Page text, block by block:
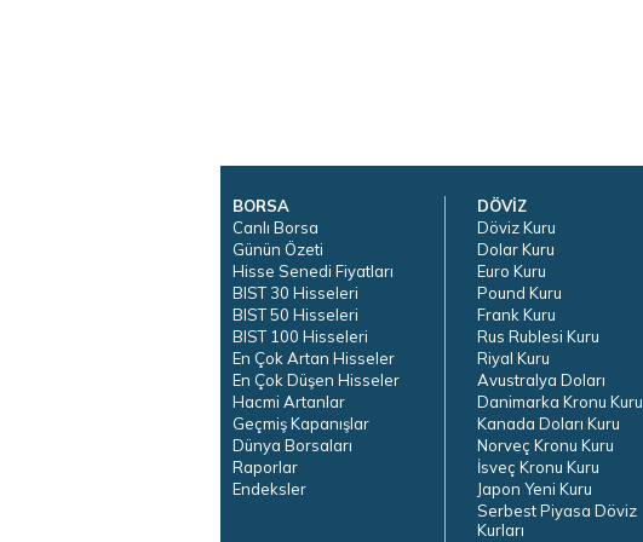
BORSA
Canlı Borsa
Günün Özeti
Hisse Senedi Fiyatları
BIST 30 Hisseleri
BIST 50 Hisseleri
BIST 100 Hisseleri
En Çok Artan Hisseler
En Çok Düşen Hisseler
Hacmi Artanlar
Geçmiş Kapanışlar
Dünya Borsaları
Raporlar
Endeksler
DÖVİZ
Döviz Kuru
Dolar Kuru
Euro Kuru
Pound Kuru
Frank Kuru
Rus Rublesi Kuru
Riyal Kuru
Avustralya Doları
Danimarka Kronu Kuru
Kanada Doları Kuru
Norveç Kronu Kuru
İsveç Kronu Kuru
Japon Yeni Kuru
Serbest Piyasa Döviz
Kurları